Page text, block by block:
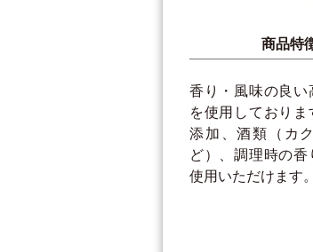
商品特
香り・風味の良い
を使用しており
添加、酒類（カ
ど）、調理時の
使用いただけます